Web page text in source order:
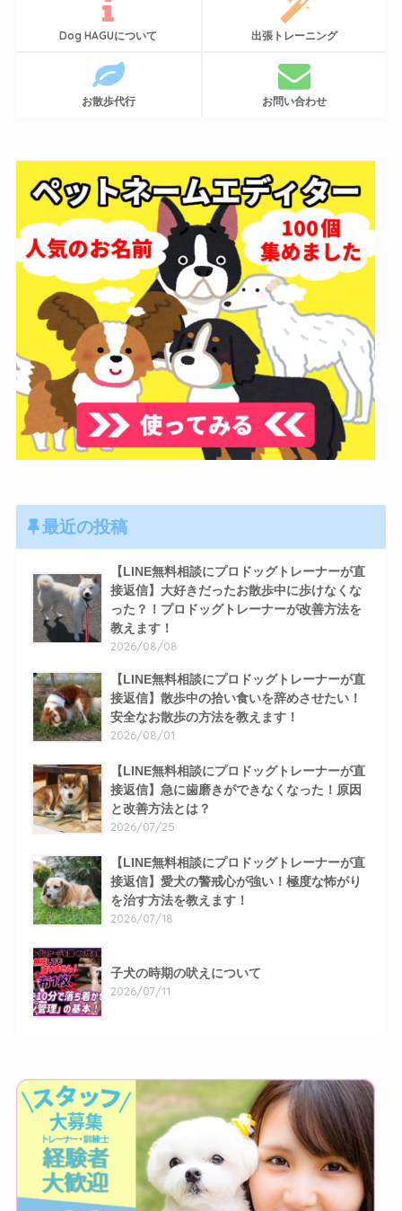
Dog HAGUについて 出張トレーニング
お散歩代行 お問い合わせ
最近の投稿
【LINE無料相談にプロドッグトレーナーが直
接返信】大好きだったお散歩中に歩けなくな
った？！プロドッグトレーナーが改善方法を
教えます！
2026/08/08
【LINE無料相談にプロドッグトレーナーが直
接返信】散歩中の拾い食いを辞めさせたい！
安全なお散歩の方法を教えます！
2026/08/01
【LINE無料相談にプロドッグトレーナーが直
接返信】急に歯磨きができなくなった！原因
と改善方法とは？
2026/07/25
【LINE無料相談にプロドッグトレーナーが直
接返信】愛犬の警戒心が強い！極度な怖がり
を治す方法を教えます！
2026/07/18
子犬の時期の吠えについて
2026/07/11